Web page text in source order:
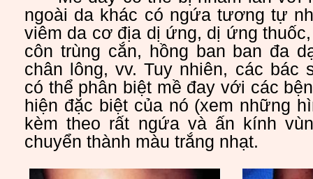
ngoài da khác có ngứa tương tự
viêm da cơ địa dị ứng, dị ứng
côn trùng cắn, hồng ban ban đa
chân lông, vv. Tuy nhiên, các bác
có thể phân biệt mề đay với các
hiện đặc biệt của nó (xem những
kèm theo rất ngứa và ấn kính
chuyển thành màu trắng nhạt.